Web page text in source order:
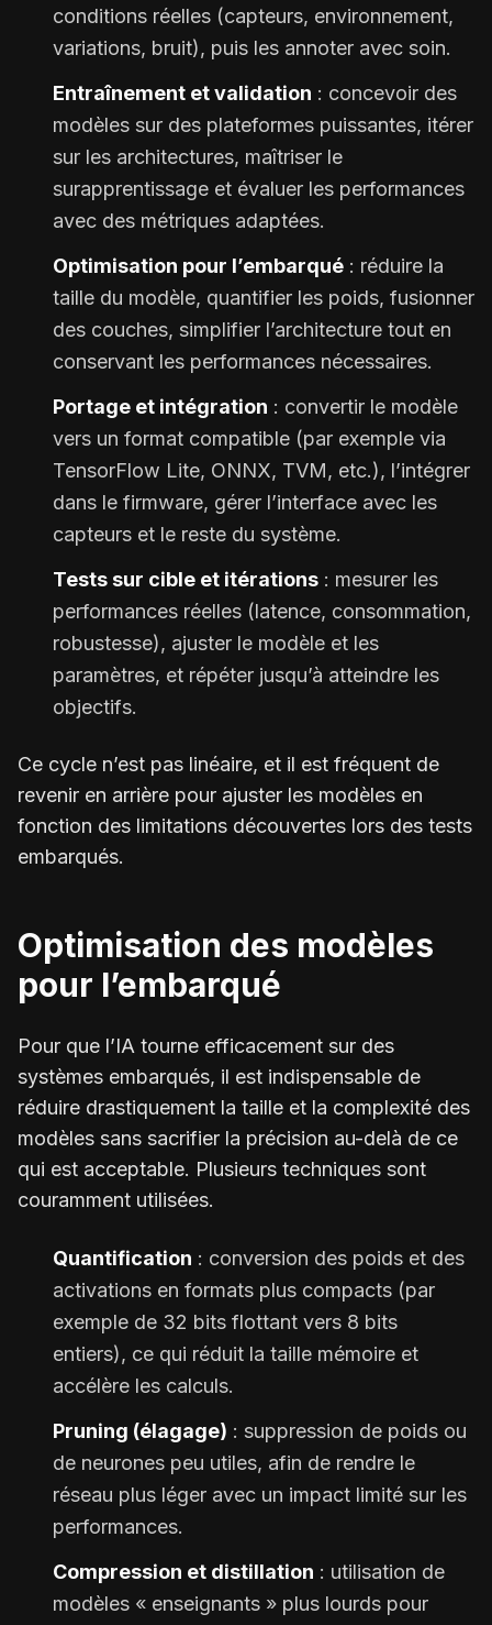
conditions réelles (capteurs, environnement,
variations, bruit), puis les annoter avec soin.
Entraînement et validation : concevoir des
modèles sur des plateformes puissantes, itérer
sur les architectures, maîtriser le
surapprentissage et évaluer les performances
avec des métriques adaptées.
Optimisation pour l’embarqué : réduire la
taille du modèle, quantifier les poids, fusionner
des couches, simplifier l’architecture tout en
conservant les performances nécessaires.
Portage et intégration : convertir le modèle
vers un format compatible (par exemple via
TensorFlow Lite, ONNX, TVM, etc.), l’intégrer
dans le firmware, gérer l’interface avec les
capteurs et le reste du système.
Tests sur cible et itérations : mesurer les
performances réelles (latence, consommation,
robustesse), ajuster le modèle et les
paramètres, et répéter jusqu’à atteindre les
objectifs.
Ce cycle n’est pas linéaire, et il est fréquent de
revenir en arrière pour ajuster les modèles en
fonction des limitations découvertes lors des tests
embarqués.
Optimisation des modèles
pour l’embarqué
Pour que l’IA tourne efficacement sur des
systèmes embarqués, il est indispensable de
réduire drastiquement la taille et la complexité des
modèles sans sacrifier la précision au-delà de ce
qui est acceptable. Plusieurs techniques sont
couramment utilisées.
Quantification : conversion des poids et des
activations en formats plus compacts (par
exemple de 32 bits flottant vers 8 bits
entiers), ce qui réduit la taille mémoire et
accélère les calculs.
Pruning (élagage) : suppression de poids ou
de neurones peu utiles, afin de rendre le
réseau plus léger avec un impact limité sur les
performances.
Compression et distillation : utilisation de
modèles « enseignants » plus lourds pour